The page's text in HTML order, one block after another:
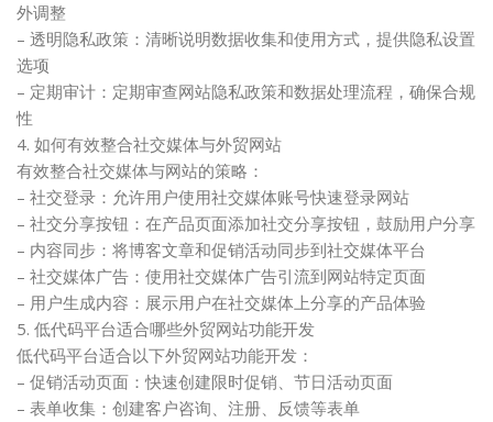
外调整
– 透明隐私政策：清晰说明数据收集和使用方式，提供隐私设置
选项
– 定期审计：定期审查网站隐私政策和数据处理流程，确保合规
性
4. 如何有效整合社交媒体与外贸网站
有效整合社交媒体与网站的策略：
– 社交登录：允许用户使用社交媒体账号快速登录网站
– 社交分享按钮：在产品页面添加社交分享按钮，鼓励用户分享
– 内容同步：将博客文章和促销活动同步到社交媒体平台
– 社交媒体广告：使用社交媒体广告引流到网站特定页面
– 用户生成内容：展示用户在社交媒体上分享的产品体验
5. 低代码平台适合哪些外贸网站功能开发
低代码平台适合以下外贸网站功能开发：
– 促销活动页面：快速创建限时促销、节日活动页面
– 表单收集：创建客户咨询、注册、反馈等表单